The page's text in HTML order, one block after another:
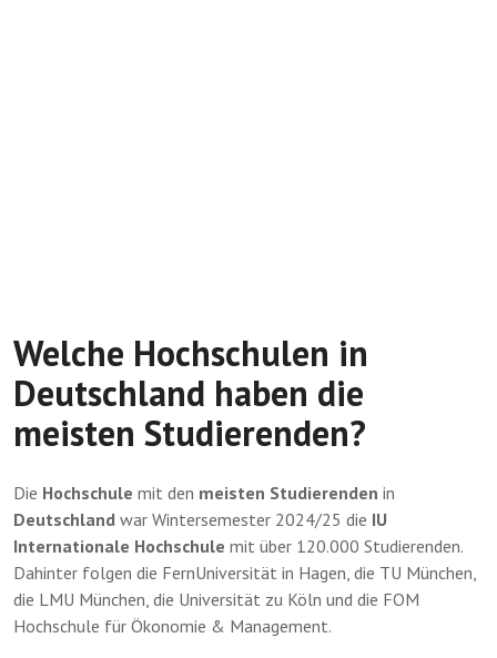
Welche Hochschulen in
Deutschland haben die
meisten Studierenden?
Die Hochschule mit den meisten Studierenden in
Deutschland war Wintersemester 2024/25 die IU
Internationale Hochschule mit über 120.000 Studierenden.
Dahinter folgen die FernUniversität in Hagen, die TU München,
die LMU München, die Universität zu Köln und die FOM
Hochschule für Ökonomie & Management.